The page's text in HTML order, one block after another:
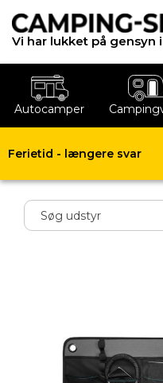
Vi har lukket på gensyn
Autocamper
Ferietid - længere svar